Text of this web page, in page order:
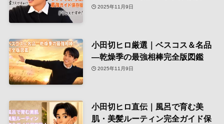
2025年11月9日
小田切ヒロ厳選｜ベスコス＆名品
—乾燥季の最強相棒完全版図鑑
2025年11月9日
小田切ヒロ直伝｜風呂で育む美
肌・美髪ルーティン完全ガイド保